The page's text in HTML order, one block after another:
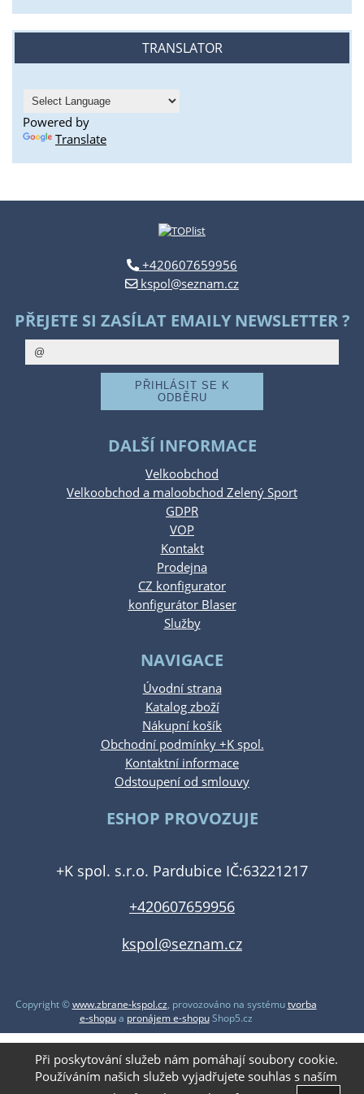
TRANSLATOR
Powered by
Translate
+420607659956
kspol@seznam.cz
PŘEJETE SI ZASÍLAT EMAILY NEWSLETTER ?
DALŠÍ INFORMACE
Velkoobchod
Velkoobchod a maloobchod Zelený Sport
GDPR
VOP
Kontakt
Prodejna
CZ konfigurator
konfigurátor Blaser
Služby
NAVIGACE
Úvodní strana
Katalog zboží
Nákupní košík
Obchodní podmínky +K spol.
Kontaktní informace
Odstoupení od smlouvy
ESHOP PROVOZUJE
+K spol. s.r.o. Pardubice IČ:63221217
+420607659956
kspol@seznam.cz
Copyright ©www.zbrane-kspol.cz, provozováno na systémutvorba
e-shopua pronájem e-shopuShop5.cz
Při poskytování služeb nám pomáhají soubory cookie.
Používáním našich služeb vyjadřujete souhlas s naším